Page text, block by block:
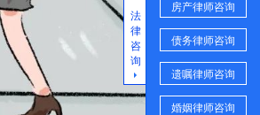
法
律
咨
询
房产律师咨询
债务律师咨询
遗嘱律师咨询
婚姻律师咨询